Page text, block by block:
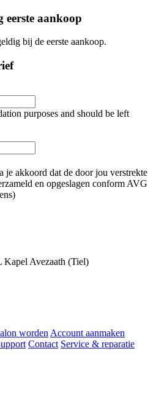
aankoop
bij de eerste aankoop.
purposes and should be left
je akkoord dat de door jou verstrekte
en opgeslagen conform AVG
Kapel Avezaath (Tiel)
worden Account aanmaken
Contact Service & reparatie